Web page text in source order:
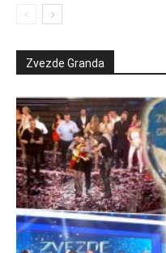
Zvezde Granda